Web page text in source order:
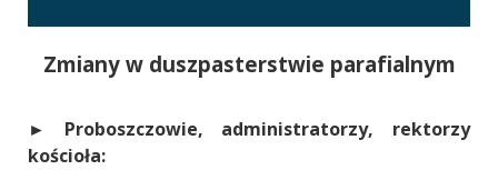
Zmiany w duszpasterstwie parafialnym
►
Proboszczowie, administratorzy, rektorzy
kościoła: